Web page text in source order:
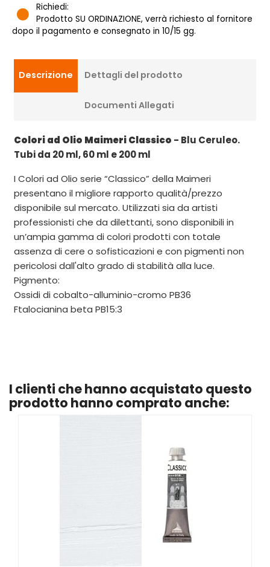
Richiedi:
Prodotto SU ORDINAZIONE, verrà richiesto al fornitore
dopo il pagamento e consegnato in 10/15 gg.
Descrizione Dettagli del prodotto
Documenti Allegati
Colori ad Olio Maimeri Classico - Blu Ceruleo.
Tubi da 20 ml, 60 ml e 200 ml
I Colori ad Olio serie “Classico” della Maimeri
presentano il migliore rapporto qualità/prezzo
disponibile sul mercato. Utilizzati sia da artisti
professionisti che da dilettanti, sono disponibili in
un’ampia gamma di colori prodotti con totale
assenza di cere o sofisticazioni e con pigmenti non
pericolosi dall'alto grado di stabilità alla luce.
Pigmento:
Ossidi di cobalto-alluminio-cromo PB36
Ftalocianina beta PB15:3
I clienti che hanno acquistato questo
prodotto hanno comprato anche: